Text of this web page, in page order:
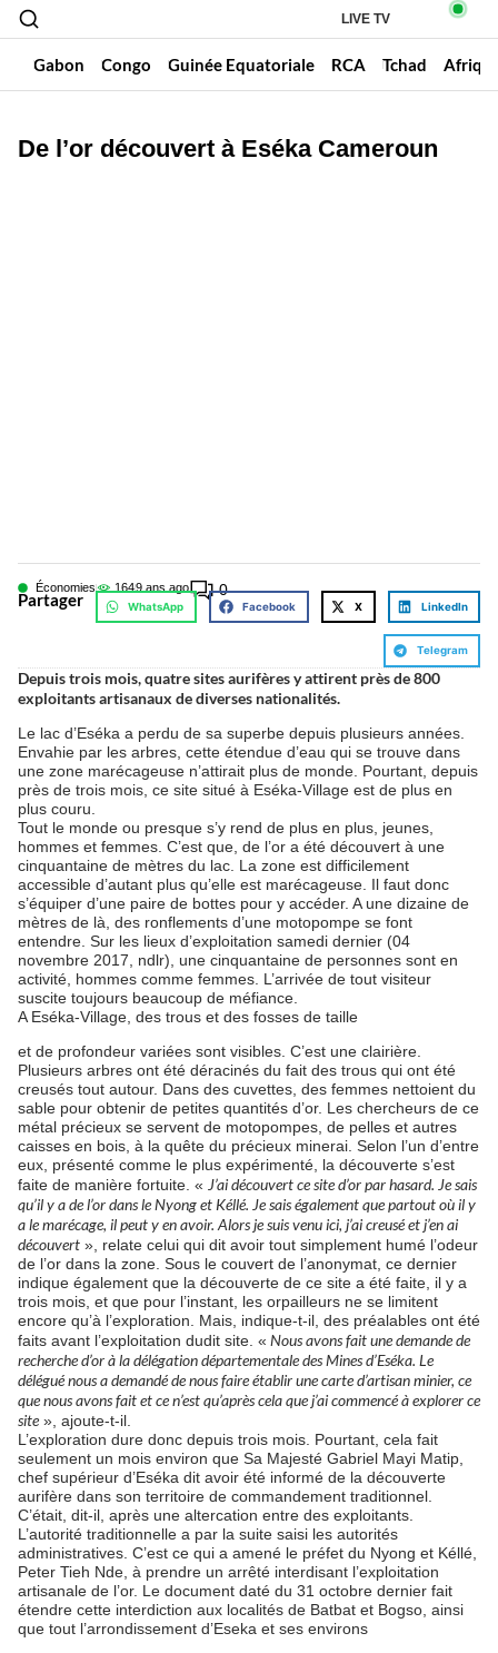
LIVE TV
Gabon Congo Guinée Equatoriale RCA Tchad
De l’or découvert à Eséka Cameroun
Économies 1649 ans ago 0
Partager WhatsApp Facebook X LinkedIn
Telegram
Depuis trois mois, quatre sites aurifères y attirent près de 800
exploitants artisanaux de diverses nationalités.
Le lac d’Eséka a perdu de sa superbe depuis plusieurs années.
Envahie par les arbres, cette étendue d’eau qui se trouve dans
une zone marécageuse n’attirait plus de monde. Pourtant, depuis
près de trois mois, ce site situé à Eséka-Village est de plus en
plus couru.
Tout le monde ou presque s’y rend de plus en plus, jeunes,
hommes et femmes. C’est que, de l’or a été découvert à une
cinquantaine de mètres du lac. La zone est difficilement
accessible d’autant plus qu’elle est marécageuse. Il faut donc
s’équiper d’une paire de bottes pour y accéder. A une dizaine de
mètres de là, des ronflements d’une motopompe se font
entendre. Sur les lieux d’exploitation samedi dernier (04
novembre 2017, ndlr), une cinquantaine de personnes sont en
activité, hommes comme femmes. L’arrivée de tout visiteur
suscite toujours beaucoup de méfiance.
A Eséka-Village, des trous et des fosses de taille
et de profondeur variées sont visibles. C’est une clairière.
Plusieurs arbres ont été déracinés du fait des trous qui ont été
creusés tout autour. Dans des cuvettes, des femmes nettoient du
sable pour obtenir de petites quantités d’or. Les chercheurs de ce
métal précieux se servent de motopompes, de pelles et autres
caisses en bois, à la quête du précieux minerai. Selon l’un d’entre
eux, présenté comme le plus expérimenté, la découverte s’est
faite de manière fortuite. « J’ai découvert ce site d’or par hasard. Je sais
qu’il y a de l’or dans le Nyong et Kéllé. Je sais également que partout où il y
a le marécage, il peut y en avoir. Alors je suis venu ici, j’ai creusé et j’en ai
découvert», relate celui qui dit avoir tout simplement humé l’odeur
de l’or dans la zone. Sous le couvert de l’anonymat, ce dernier
indique également que la découverte de ce site a été faite, il y a
trois mois, et que pour l’instant, les orpailleurs ne se limitent
encore qu’à l’exploration. Mais, indique-t-il, des préalables ont été
faits avant l’exploitation dudit site. « Nous avons fait une demande de
recherche d’or à la délégation départementale des Mines d’Eséka. Le
délégué nous a demandé de nous faire établir une carte d’artisan minier, ce
que nous avons fait et ce n’est qu’après cela que j’ai commencé à explorer ce
site», ajoute-t-il.
L’exploration dure donc depuis trois mois. Pourtant, cela fait
seulement un mois environ que Sa Majesté Gabriel Mayi Matip,
chef supérieur d’Eséka dit avoir été informé de la découverte
aurifère dans son territoire de commandement traditionnel.
C’était, dit-il, après une altercation entre des exploitants.
L’autorité traditionnelle a par la suite saisi les autorités
administratives. C’est ce qui a amené le préfet du Nyong et Kéllé,
Peter Tieh Nde, à prendre un arrêté interdisant l’exploitation
artisanale de l’or. Le document daté du 31 octobre dernier fait
étendre cette interdiction aux localités de Batbat et Bogso, ainsi
que tout l’arrondissement d’Eseka et ses environs